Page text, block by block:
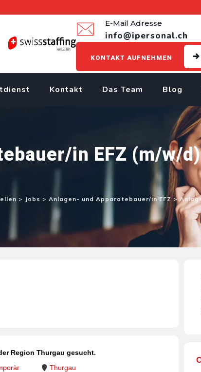
E-Mail Adresse
info@ipersonal.ch
KONTAKT AUFNEHMEN
Kontakt Das Team Blog
in EFZ (m/w/
> Jobs > Anlagen- und Apparatebauer/in EFZ >
Region Thurgau gesucht.
Thurgau